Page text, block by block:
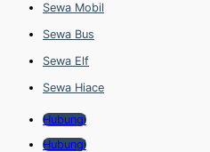
Sewa Mobil
Sewa Bus
Sewa Elf
Sewa Hiace
Hubungi
Hubungi